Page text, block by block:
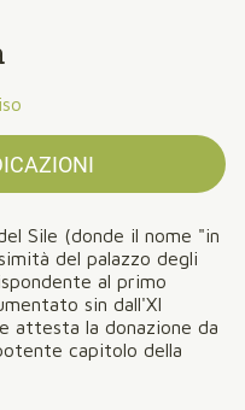
Sile (donde il nome "in
del palazzo degli
al primo
sin dall'XI
attesta la donazione da
capitolo della